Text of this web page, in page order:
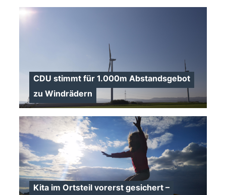
CDU stimmt für 1.000m Abstandsgebot
zu Windrädern
>
Kita im Ortsteil vorerst gesichert –